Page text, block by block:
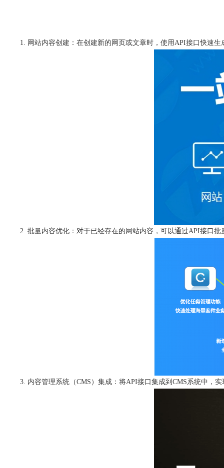
网站内容创建：在创建新的网页或文章时，使用API接口快速生
批量内容优化：对于已经存在的网站内容，可以通过API接口
内容管理系统（CMS）集成：将API接口集成到CMS系统中，